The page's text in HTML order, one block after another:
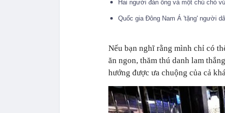
Hai người đàn ông và một chú chó
Quốc gia Đông Nam Á 'tặng' người
Nếu bạn nghĩ rằng mình chỉ có
ăn ngon, thăm thú danh lam
hướng được ưa chuộng của cả